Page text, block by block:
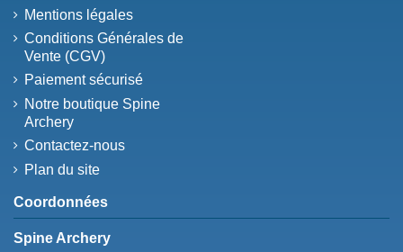
Mentions légales
Conditions Générales de
Vente (CGV)
Paiement sécurisé
Notre boutique Spine
Archery
Contactez-nous
Plan du site
Coordonnées
Spine Archery